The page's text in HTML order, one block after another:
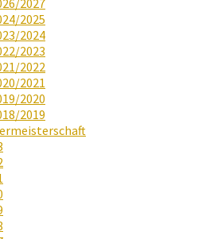
2027
2025
2024
2023
2022
2021
2020
2019